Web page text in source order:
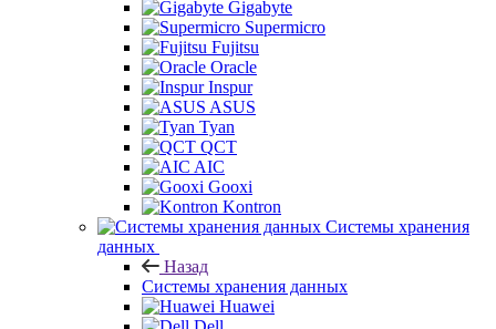
Gigabyte
Supermicro
Fujitsu
Oracle
Inspur
ASUS
Tyan
QCT
AIC
Gooxi
Kontron
Системы хранения
данных
Назад
Системы хранения данных
Huawei